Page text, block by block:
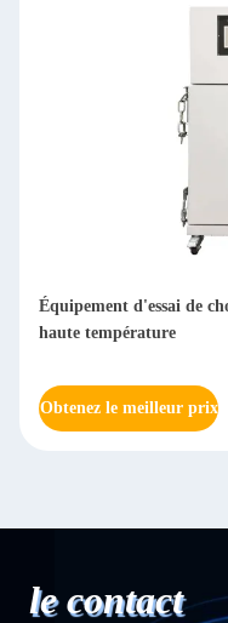
température et à
le contact